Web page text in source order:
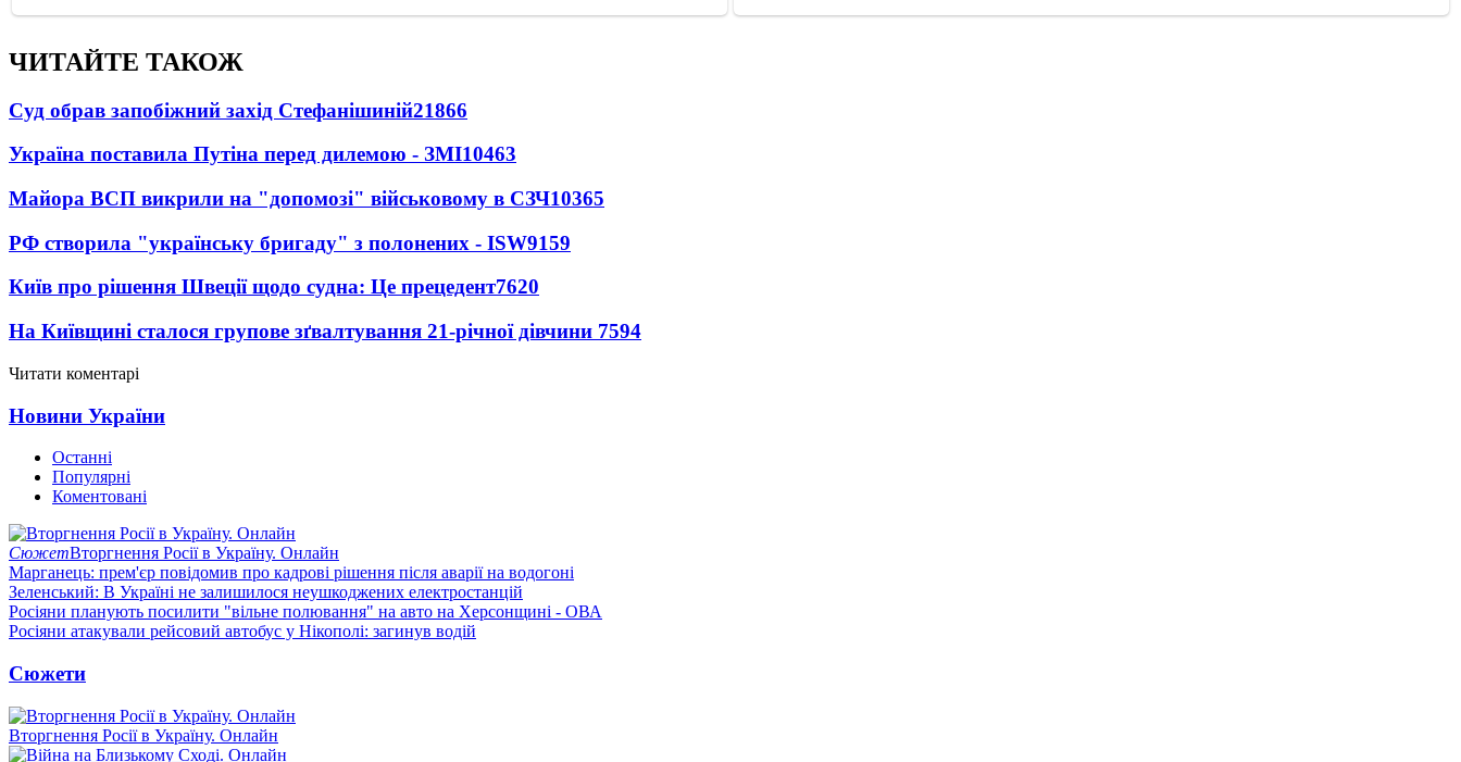
ЧИТАЙТЕ ТАКОЖ
Суд обрав запобіжний захід Стефанішиній21866
Україна поставила Путіна перед дилемою - ЗМІ10463
Майора ВСП викрили на "допомозі" військовому в СЗЧ10365
РФ створила "українську бригаду" з полонених - ISW9159
Київ про рішення Швеції щодо судна: Це прецедент7620
На Київщині сталося групове зґвалтування 21-річної дівчини 7594
Читати коментарі
Новини України
Останні
Популярні
Коментовані
СюжетВторгнення Росії в Україну. Онлайн
Марганець: прем'єр повідомив про кадрові рішення після аварії на водогоні
Зеленський: В Україні не залишилося неушкоджених електростанцій
Росіяни планують посилити "вільне полювання" на авто на Херсонщині - ОВА
Росіяни атакували рейсовий автобус у Нікополі: загинув водій
Сюжети
Вторгнення Росії в Україну. Онлайн